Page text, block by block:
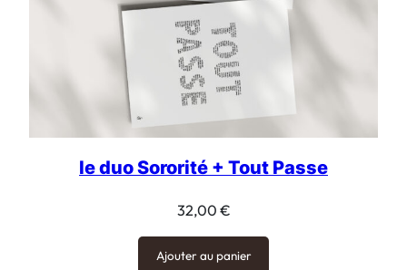
le duo Sororité + Tout Passe
32,00 €
Ajouter au panier